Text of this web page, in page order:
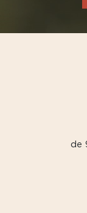
de